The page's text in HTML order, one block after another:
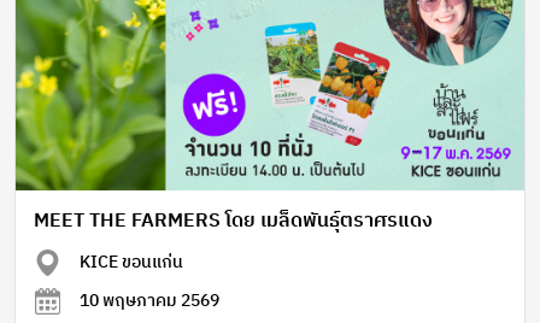
MEET THE FARMERS โดย เมล็ดพันธุ์ตราศรแดง
KICE ขอนแก่น
10 พฤษภาคม 2569